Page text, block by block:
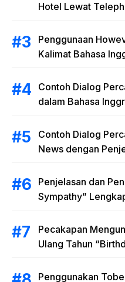
Hotel Lewat
Penggunaan
Kalimat Bahasa
Contoh Dialog
dalam Bahasa
Contoh Dialog
News dengan
Penjelasan dan
Sympathy”
Pecakapan
Ulang Tahun
Penggunakan